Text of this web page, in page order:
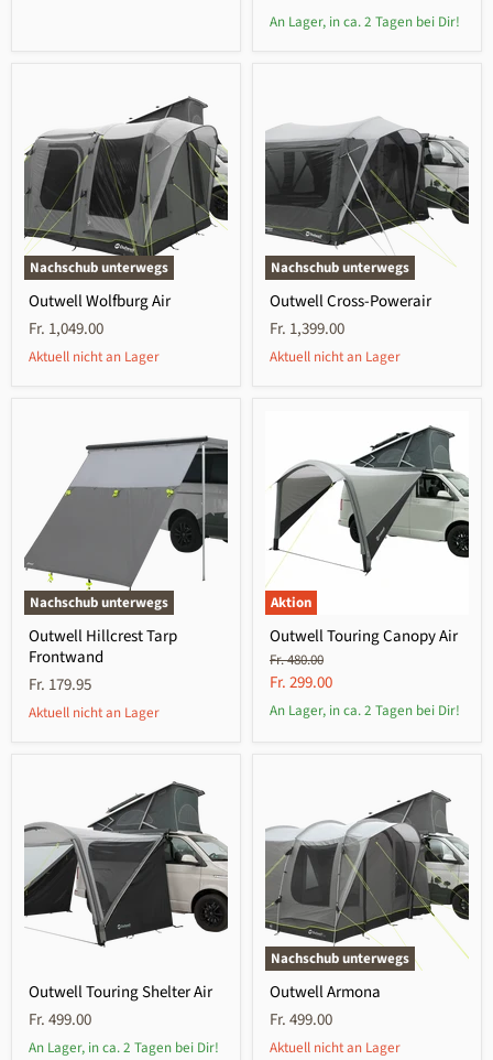
An Lager, in ca. 2 Tagen bei Dir!
Nachschub unterwegs
Outwell Wolfburg Air
Fr. 1,049.00
Aktuell nicht an Lager
Nachschub unterwegs
Outwell Cross-Powerair
Fr. 1,399.00
Aktuell nicht an Lager
Nachschub unterwegs
Outwell Hillcrest Tarp
Frontwand
Fr. 179.95
Aktuell nicht an Lager
Aktion
Outwell Touring Canopy Air
Ursprünglicher
Preis
Fr. 480.00
Aktueller
Preis
Fr. 299.00
An Lager, in ca. 2 Tagen bei Dir!
Outwell Touring Shelter Air
Fr. 499.00
An Lager, in ca. 2 Tagen bei Dir!
Nachschub unterwegs
Outwell Armona
Fr. 499.00
Aktuell nicht an Lager